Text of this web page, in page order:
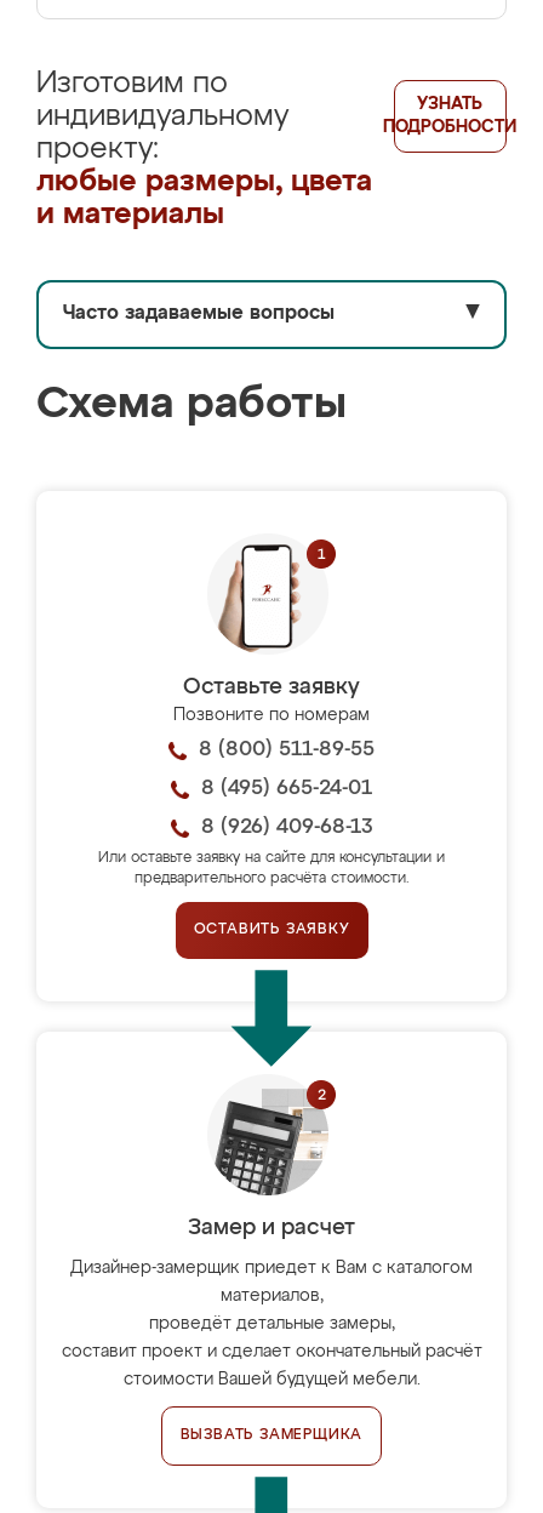
Изготовим по
индивидуальному
проекту:
любые размеры, цвета
и материалы
УЗНАТЬ
ПОДРОБНОСТИ
Часто задаваемые вопросы ▼
Схема работы
Оставьте заявку
Позвоните по номерам
8 (800) 511-89-55
8 (495) 665-24-01
8 (926) 409-68-13
Или оставьте заявку на сайте для консультации и
предварительного расчёта стоимости.
ОСТАВИТЬ ЗАЯВКУ
Замер и расчет
Дизайнер-замерщик приедет к Вам с каталогом
материалов,
проведёт детальные замеры,
составит проект и сделает окончательный расчёт
стоимости Вашей будущей мебели.
ВЫЗВАТЬ ЗАМЕРЩИКА